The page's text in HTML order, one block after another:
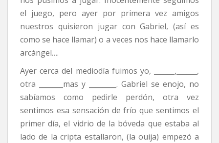
el juego, pero ayer por primera vez amigos
nuestros quisieron jugar con Gabriel, (así es
como se hace llamar) o a veces nos hace llamarlo
arcángel….
Ayer cerca del mediodía fuimos yo, ______,______,
otra _______mas y ________. Gabriel se enojo, no
sabíamos como pedirle perdón, otra vez
sentimos esa sensación de frío que sentimos el
primer día, el vidrio de la bóveda que estaba al
lado de la cripta estallaron, (la ouija) empezó a